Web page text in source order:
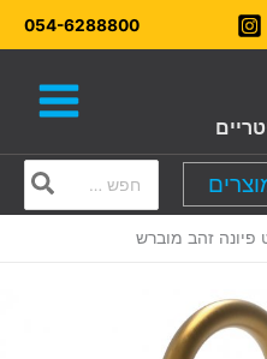
054-6288800
for:
פיונה זהב מוברש